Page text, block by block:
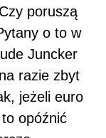
poruszą
o to w
Juncker
razie zbyt
jeżeli euro
opóźnić